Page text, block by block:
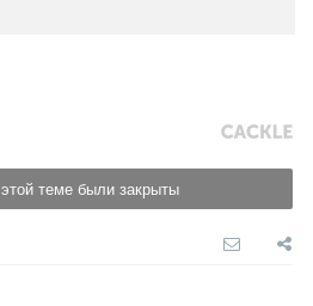
теме были закрыты